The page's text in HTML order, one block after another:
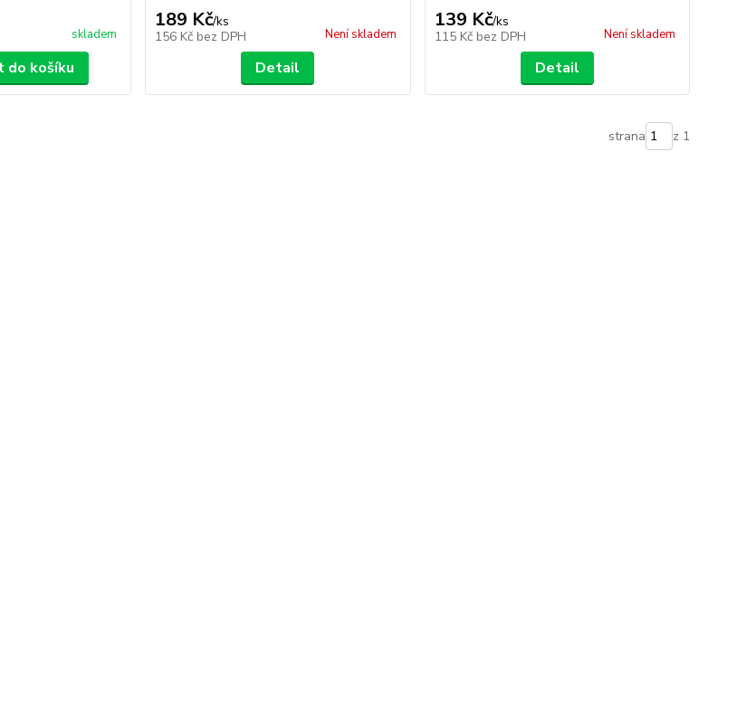
skladem
do košíku
189 Kč/ks
156 Kč bez DPH Není skladem
Detail
139 Kč/ks
115 Kč bez DPH Není skladem
Detail
strana z 1